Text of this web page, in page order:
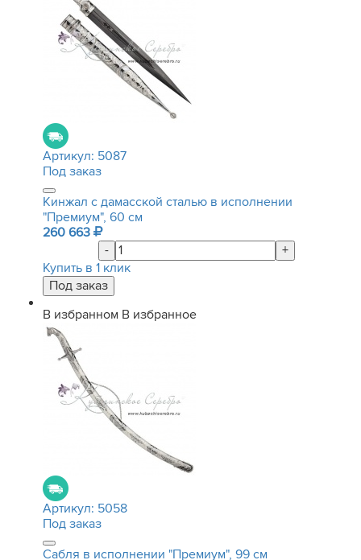
Артикул: 5087
Под заказ
Кинжал c дамасской сталью в исполнении
"Премиум", 60 см
260 663
-
+
Купить в 1 клик
В избранном В избранное
Артикул: 5058
Под заказ
Сабля в исполнении "Премиум", 99 см